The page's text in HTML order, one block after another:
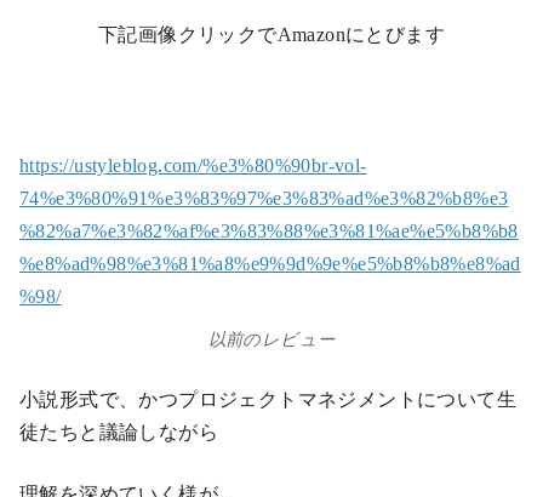
下記画像クリックでAmazonにとびます
https://ustyleblog.com/%e3%80%90br-vol-
74%e3%80%91%e3%83%97%e3%83%ad%e3%82%b8%e3
%82%a7%e3%82%af%e3%83%88%e3%81%ae%e5%b8%b8
%e8%ad%98%e3%81%a8%e9%9d%9e%e5%b8%b8%e8%ad
%98/
以前のレビュー
小説形式で、かつプロジェクトマネジメントについて生
徒たちと議論しながら